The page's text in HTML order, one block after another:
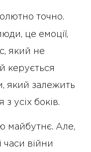
точно.
це емоції,
який не
керується
який залежить
усіх боків.
майбутнє. Але,
війни